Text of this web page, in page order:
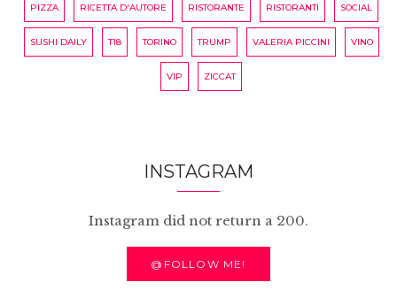
PIZZA RICETTA D'AUTORE RISTORANTE RISTORANTI SOCIAL
SUSHI DAILY T18 TORINO TRUMP VALERIA PICCINI VINO
VIP ZICCAT
INSTAGRAM
Instagram did not return a 200.
@FOLLOW ME!